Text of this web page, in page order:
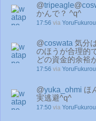
@tripeagle@
かんで？ ^q^
17:56 via YoruFukurou
@coswata 気分
のほうが合理的
どの資金的余裕
17:56 via YoruFukurou
@yuka_ohmi ほ
実逃避^q^
17:50 via YoruFukurou